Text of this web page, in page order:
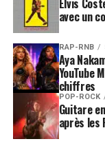
Elvis
avec un
RAP-RNB
Aya
YouTube
chiffres
POP-ROCK
Guitare
après les